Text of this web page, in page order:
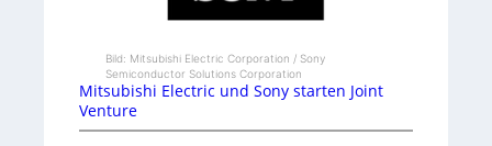
Bild: Mitsubishi Electric Corporation / Sony
Semiconductor Solutions Corporation
Mitsubishi Electric und Sony starten Joint
Venture